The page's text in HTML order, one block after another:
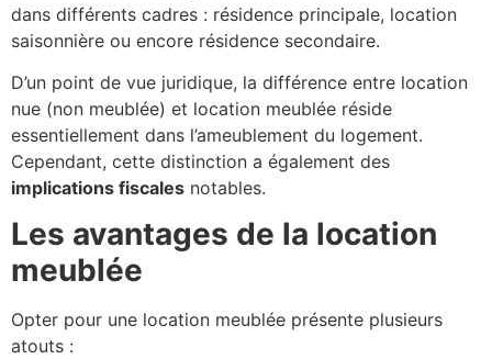
dans différents cadres : résidence principale, location
saisonnière ou encore résidence secondaire.
D’un point de vue juridique, la différence entre location
nue (non meublée) et location meublée réside
essentiellement dans l’ameublement du logement.
Cependant, cette distinction a également des
implications fiscales notables.
Les avantages de la location
meublée
Opter pour une location meublée présente plusieurs
atouts :